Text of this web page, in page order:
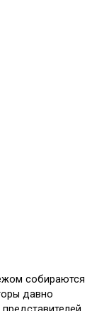
собираются
давно